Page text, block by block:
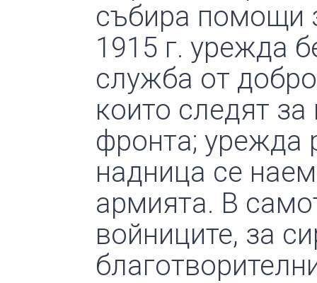
събира помощи
1915 г. урежда
служба от
които следят
фронта; урежда
надница се
армията. В
войниците, за